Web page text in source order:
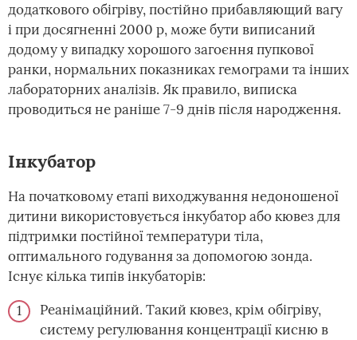
додаткового обігріву, постійно прибавляющий вагу
і при досягненні 2000 р, може бути виписаний
додому у випадку хорошого загоєння пупкової
ранки, нормальних показниках гемограми та інших
лабораторних аналізів. Як правило, виписка
проводиться не раніше 7-9 днів після народження.
Інкубатор
На початковому етапі виходжування недоношеної
дитини використовується інкубатор або кювез для
підтримки постійної температури тіла,
оптимального годування за допомогою зонда.
Існує кілька типів інкубаторів:
Реанімаційний. Такий кювез, крім обігріву,
систему регулювання концентрації кисню в